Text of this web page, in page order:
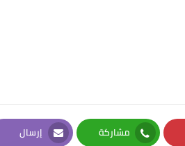
مشاركة إرسال